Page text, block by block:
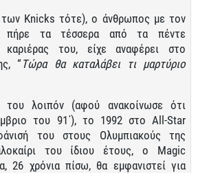
Knicks τότε), ο άνθρωπος με τον
τα τέσσερα από τα πέντε
του, είχε αναφέρει στο
“Τώρα θα καταλάβει τι μαρτύριο
λοιπόν (αφού ανακοίνωσε ότι
του 91΄), το 1992 στο All-Star
του στους Ολυμπιακούς της
του ίδιου έτους, ο Magic
26 χρόνια πίσω, θα εμφανιστεί για